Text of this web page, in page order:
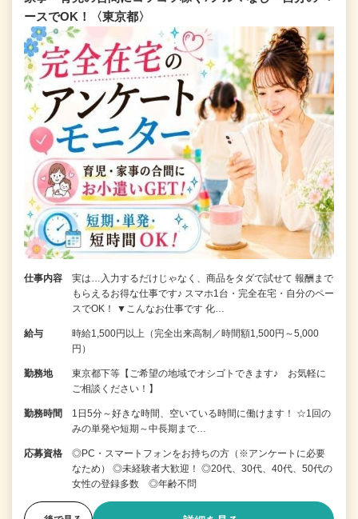
ースでOK！〈東京都〉
仕事内容
実は…入力するだけじゃなく、商品をタダで試せて 報酬まで
もらえるお得な仕事です♪ スマホ1台・完全在宅・自分のペー
スでOK！ ▼こんなお仕事です 化…
給与
時給1,500円以上（完全出来高制／時間額1,500円～5,000
円）
勤務地
東京都下等【ご希望の地域でオシゴトできます♪ お気軽に
ご相談ください！】
勤務時間
1日5分～好きな時間、空いている時間に働けます！ ☆1回の
みの単発や短期～中長期まで…
応募資格
◎PC・スマートフォンをお持ちの方（※アンケートに必要
なため） ◎未経験者大歓迎！ ◎20代、30代、40代、50代の
女性の登録多数 ◎年齢不問